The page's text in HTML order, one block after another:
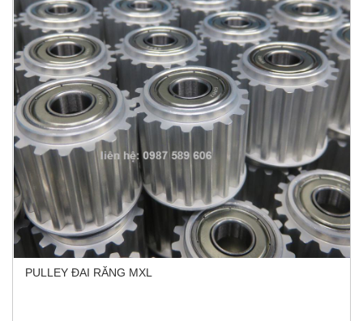
PULLEY ĐAI RĂNG MXL